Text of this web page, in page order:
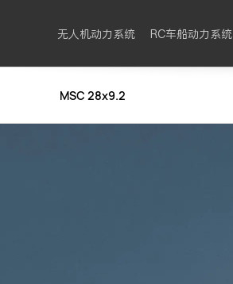
无人机动力系统 RC车船动力系统
MSC 28x9.2